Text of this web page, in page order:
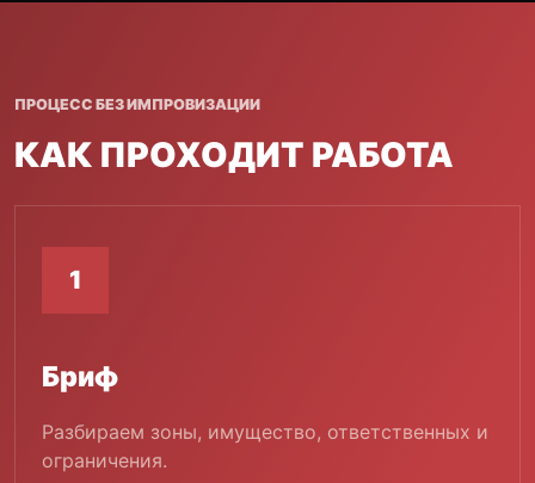
ПРОЦЕСС БЕЗ ИМПРОВИЗАЦИИ
КАК ПРОХОДИТ РАБОТА
1
Бриф
Разбираем зоны, имущество, ответственных и
ограничения.